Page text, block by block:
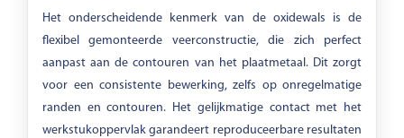
Het onderscheidende kenmerk van de oxidewals is de
flexibel gemonteerde veerconstructie, die zich perfect
aanpast aan de contouren van het plaatmetaal. Dit zorgt
voor een consistente bewerking, zelfs op onregelmatige
randen en contouren. Het gelijkmatige contact met het
werkstukoppervlak garandeert reproduceerbare resultaten